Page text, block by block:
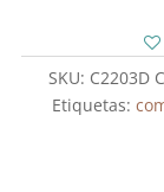
Genial"
cantidad
SKU: C2203D
Etiquetas: